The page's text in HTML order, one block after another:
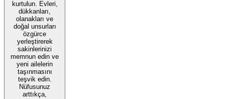
kurtulun. Evleri,
dükkanları,
olanakları ve
doğal unsurları
özgürce
yerleştirerek
sakinlerinizi
memnun edin ve
yeni ailelerin
taşınmasını
teşvik edin.
Nüfusunuz
arttıkça,